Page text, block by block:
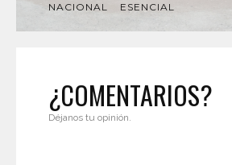
NACIONAL ESENCIAL
¿COMENTARIOS?
Déjanos tu opinión.